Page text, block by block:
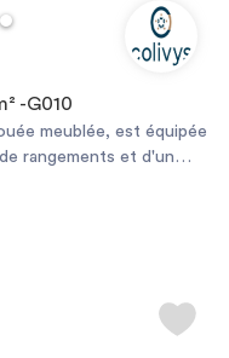
-G010
meublée, est équipée
rangements et d'un
machine à
disponibles. A deux pas
parking disponibles à la